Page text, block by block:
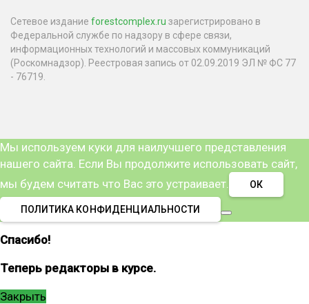
Сетевое издание forestcomplex.ru зарегистрировано в
Федеральной службе по надзору в сфере связи,
информационных технологий и массовых коммуникаций
(Роскомнадзор). Реестровая запись от 02.09.2019 ЭЛ № ФС 77
- 76719.
Мы используем куки для наилучшего представления
нашего сайта. Если Вы продолжите использовать сайт,
мы будем считать что Вас это устраивает.
ОК
ПОЛИТИКА КОНФИДЕНЦИАЛЬНОСТИ
Спасибо!
Теперь редакторы в курсе.
Закрыть